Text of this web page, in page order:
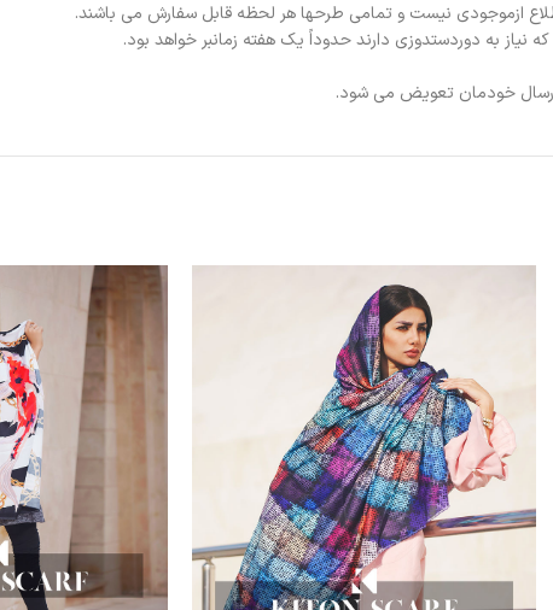
ازموجودی نیست و تمامی طرحها هر لحظه قابل سفارش می باشند.
ارسال خودمان تعویض می شود.